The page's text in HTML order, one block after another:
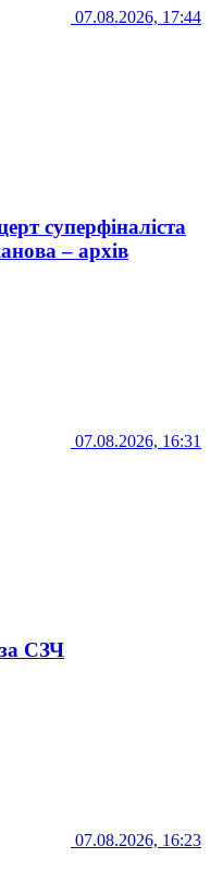
07.08.2026, 17:44
суперфіналіста
– архів
07.08.2026, 16:31
СЗЧ
07.08.2026, 16:23